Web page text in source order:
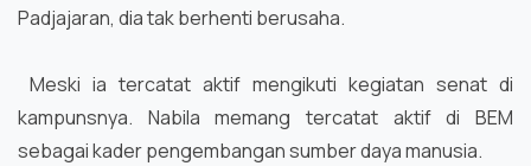
Padjajaran, dia tak berhenti berusaha.
Meski ia tercatat aktif mengikuti kegiatan senat di
kampunsnya. Nabila memang tercatat aktif di BEM
sebagai kader pengembangan sumber daya manusia.